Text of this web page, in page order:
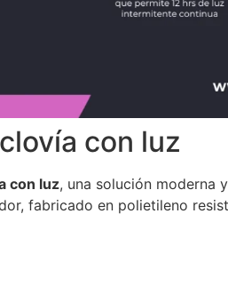
con luz
con luz, una solución moderna
fabricado en polietileno